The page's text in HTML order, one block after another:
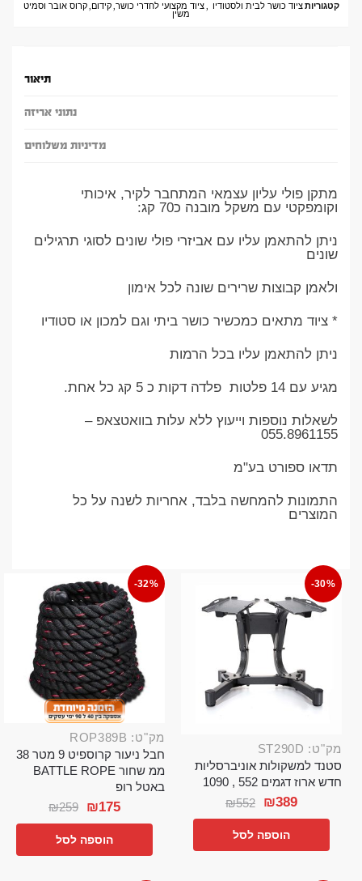
קטגוריות ציוד כושר לבית ולסטודיו ,ציוד מקצועי לחדרי כושר,קידום,קרוס אובר וסמיט
משין
תיאור
נתוני אריזה
מדיניות משלוחים
מתקן פולי עליון עצמאי המתחבר לקיר, איכותי
וקומפקטי עם משקל מובנה כ70 קג:
ניתן להתאמן עליו עם אביזרי פולי שונים לסוגי תרגילים
שונים
ולאמן קבוצות שרירים שונה לכל אימון
* ציוד מתאים כמכשיר כושר ביתי וגם למכון או סטודיו
ניתן להתאמן עליו בכל הרמות
מגיע עם 14 פלטות פלדה דקות כ 5 קג כל אחת.
לשאלות נוספות וייעוץ ללא עלות בוואטצאפ –
055.8961155
תדאו ספורט בע"מ
התמונות להמחשה בלבד, אחריות לשנה על כל
המוצרים
-30%
מק"ט: ST290D
סטנד למשקולות אוניברסליות
חדש ארוז דגמים 552 , 1090
₪552 ₪389
הוספה לסל
-32%
מק"ט: ROP389B
חבל ניעור קרוספיט 9 מטר 38
ממ שחור BATTLE ROPE
באטל רופ
₪259 ₪175
הוספה לסל